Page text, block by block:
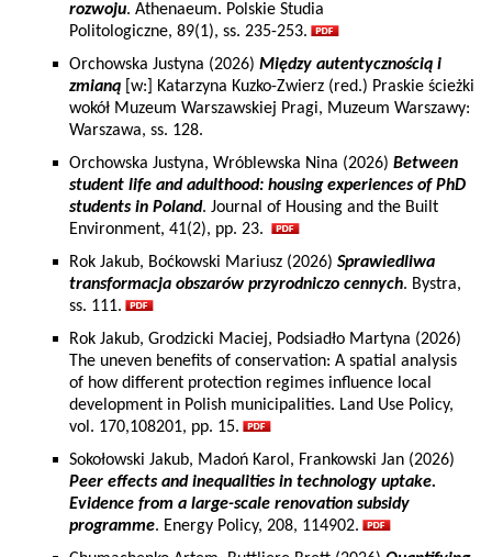
rozwoju. Athenaeum. Polskie Studia
Politologiczne, 89(1), ss. 235-253.
Orchowska Justyna (2026) Między autentycznością i
zmianą [w:] Katarzyna Kuzko-Zwierz (red.) Praskie ścieżki
wokół Muzeum Warszawskiej Pragi, Muzeum Warszawy:
Warszawa, ss. 128.
Orchowska Justyna, Wróblewska Nina (2026) Between
student life and adulthood: housing experiences of PhD
students in Poland. Journal of Housing and the Built
Environment, 41(2), pp. 23.
Rok Jakub, Boćkowski Mariusz (2026) Sprawiedliwa
transformacja obszarów przyrodniczo cennych. Bystra,
ss. 111.
Rok Jakub, Grodzicki Maciej, Podsiadło Martyna (2026)
The uneven benefits of conservation: A spatial analysis
of how different protection regimes influence local
development in Polish municipalities. Land Use Policy,
vol. 170,108201, pp. 15.
Sokołowski Jakub, Madoń Karol, Frankowski Jan (2026)
Peer effects and inequalities in technology uptake.
Evidence from a large-scale renovation subsidy
programme. Energy Policy, 208, 114902.